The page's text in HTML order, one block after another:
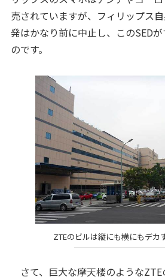
売されていますが、フィリップス
発はかなり前に中止し、このSED
のです。
ZTEのビルは縦にも横にもデカ
さて、巨大な摩天楼のような